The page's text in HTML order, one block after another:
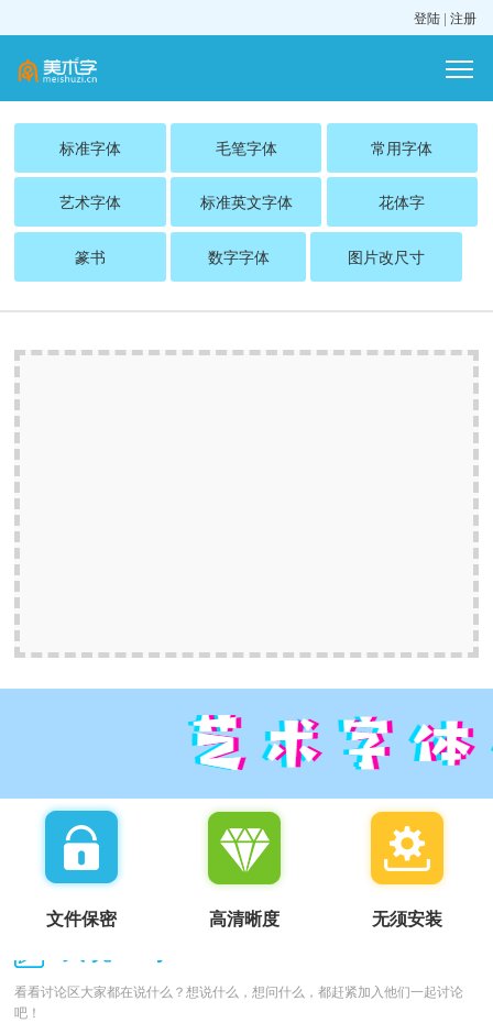
登陆 | 注册
标准字体 毛笔字体 常用字体
艺术字体 标准英文字体 花体字
篆书 数字字体 图片改尺寸
文件保密 高清晰度 无须安装
看看讨论区大家都在说什么？想说什么，想问什么，都赶紧加入他们一起讨论
吧！